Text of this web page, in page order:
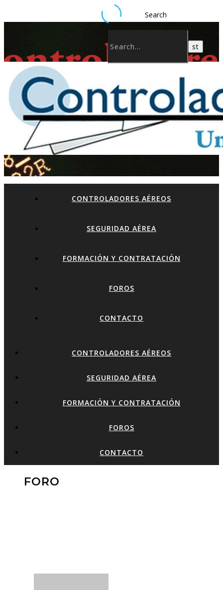
Search
CONTROLADORES AÉREOS
SEGURIDAD AÉREA
FORMACIÓN Y CONTRATACIÓN
FOROS
CONTACTO
CONTROLADORES AÉREOS
SEGURIDAD AÉREA
FORMACIÓN Y CONTRATACIÓN
FOROS
CONTACTO
FORO